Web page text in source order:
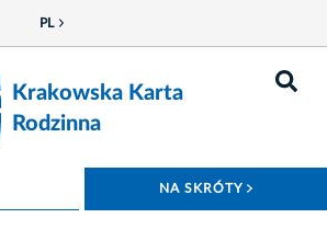
PL
Krakowska Karta
Rodzinna
NA SKRÓTY